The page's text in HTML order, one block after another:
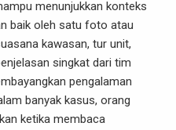
menunjukkan konteks
baik oleh satu foto atau
kawasan, tur unit,
singkat dari tim
pengalaman
banyak kasus, orang
ketika membaca